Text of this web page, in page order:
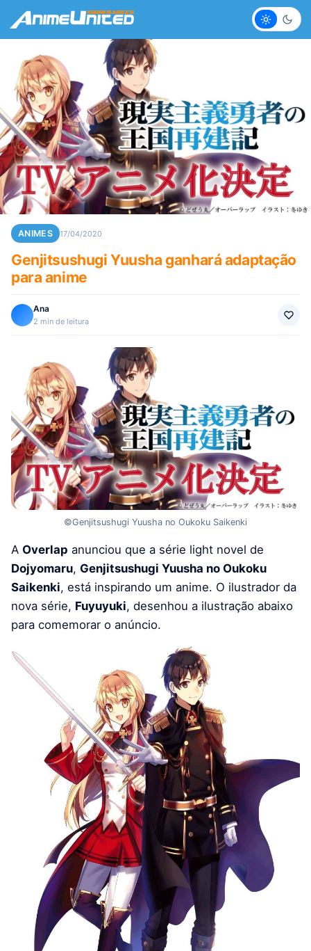
Claro
ANIMES 17/04/2020
Genjitsushugi Yuusha ganhará adaptação
para anime
Ana
2 min de leitura
©Genjitsushugi Yuusha no Oukoku Saikenki
A Overlap anunciou que a série light novel de
Dojyomaru, Genjitsushugi Yuusha no Oukoku
Saikenki, está inspirando um anime. O ilustrador da
nova série, Fuyuyuki, desenhou a ilustração abaixo
para comemorar o anúncio.